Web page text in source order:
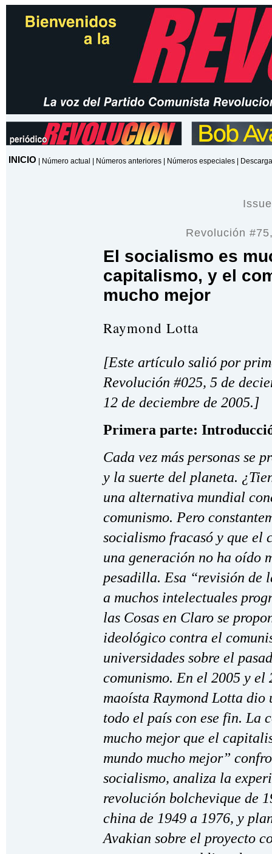
INICIO Número actual Números anteriores Números especiales
Revolución
El socialismo es
capitalismo, y el
mucho mejor
Raymond Lotta
[Este artículo salió por
Revolución #025, 5 de
12 de deciembre de 2005.]
Primera parte:
Cada vez más personas se
y la suerte del planeta.
una alternativa mundial
comunismo. Pero
socialismo fracasó y que el
una generación no ha oído
pesadilla. Esa “revisión de
a muchos intelectuales
las Cosas en Claro se
ideológico contra el
universidades sobre el
comunismo. En el 2005 y
maoísta Raymond Lotta dio
todo el país con ese fin. La
mucho mejor que el
mundo mucho mejor”
socialismo, analiza la
revolución bolchevique de
china de 1949 a 1976, y
Avakian sobre el proyecto